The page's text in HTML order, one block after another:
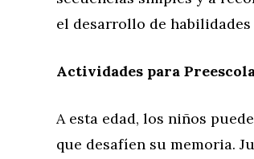
el desarrollo de habilidades
Actividades para
A esta edad, los niños
que desafíen su memoria.